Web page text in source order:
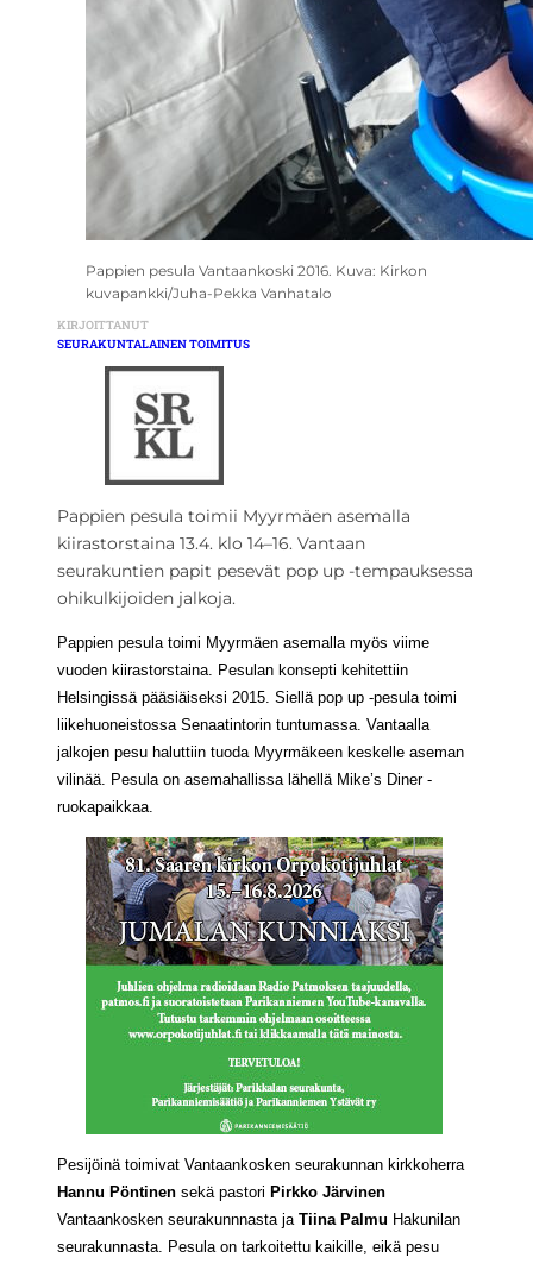
Pappien pesula Vantaankoski 2016. Kuva: Kirkon
kuvapankki/Juha-Pekka Vanhatalo
KIRJOITTANUT
SEURAKUNTALAINEN TOIMITUS
Pappien pesula toimii Myyrmäen asemalla
kiirastorstaina 13.4. klo 14–16. Vantaan
seurakuntien papit pesevät pop up -tempauksessa
ohikulkijoiden jalkoja.
Pappien pesula toimi Myyrmäen asemalla myös viime
vuoden kiirastorstaina. Pesulan konsepti kehitettiin
Helsingissä pääsiäiseksi 2015. Siellä pop up -pesula toimi
liikehuoneistossa Senaatintorin tuntumassa. Vantaalla
jalkojen pesu haluttiin tuoda Myyrmäkeen keskelle aseman
vilinää. Pesula on asemahallissa lähellä Mike’s Diner -
ruokapaikkaa.
Pesijöinä toimivat Vantaankosken seurakunnan kirkkoherra
Hannu Pöntinen sekä pastori Pirkko Järvinen
Vantaankosken seurakunnnasta ja Tiina Palmu Hakunilan
seurakunnasta. Pesula on tarkoitettu kaikille, eikä pesu